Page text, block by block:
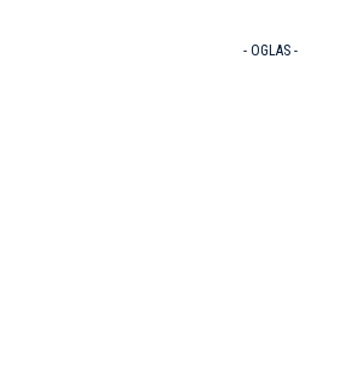
- OGLAS -